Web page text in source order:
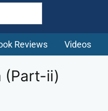
Reviews Videos
(Part-ii)